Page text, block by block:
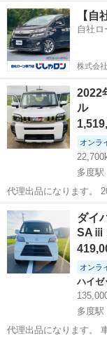
コーダー／キーレス
／エアコン／パワー
ウィンドウ／整備記
録簿あり／車検令和
９年８月 （検9.8）
【自
自社ロ
株式会
2022
ル
オンラ
多度駅
代理出品になります。
カメラ付 車検2年付可
三重 多
ダイ
SAⅲ
オンラ
ハイゼ
多度駅
代理出品になります。 車検